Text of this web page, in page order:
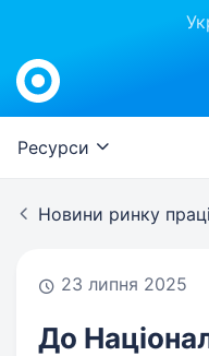
Work.ua
Ресурси
Новини ринку праці
23 липня 2025
До